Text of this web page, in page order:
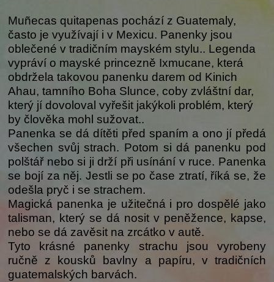
Muñecas quitapenas pochází z Guatemaly,
často je využívají i v Mexicu. Panenky jsou
oblečené v tradičním mayském stylu.. Legenda
vypráví o mayské princezně Ixmucane, která
obdržela takovou panenku darem od Kinich
Ahau, tamního Boha Slunce, coby zvláštní dar,
který jí dovoloval vyřešit jakýkoli problém, který
by člověka mohl sužovat..
Panenka se dá dítěti před spaním a ono jí předá
všechen svůj strach. Potom si dá panenku pod
polštář nebo si ji drží při usínání v ruce. Panenka
se bojí za něj. Jestli se po čase ztratí, říká se, že
odešla pryč i se strachem.
Magická panenka je užitečná i pro dospělé jako
talisman, který se dá nosit v peněžence, kapse,
nebo se dá zavěsit na zrcátko v autě.
Tyto krásné panenky strachu jsou vyrobeny
ručně z kousků bavlny a papíru, v tradičních
guatemalských barvách.